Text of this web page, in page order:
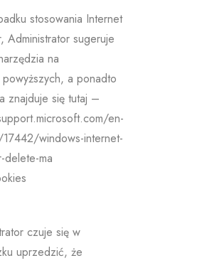
stosowania Internet
Administrator sugeruje
na
a ponadto
znajduje się tutaj –
en-
windows-internet-
delete-ma
czuje się w
uprzedzić, że